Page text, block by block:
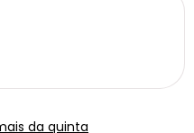
da quinta